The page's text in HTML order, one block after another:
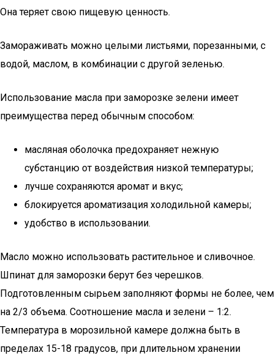
Она теряет свою пищевую ценность.
Замораживать можно целыми листьями, порезанными, с
водой, маслом, в комбинации с другой зеленью.
Использование масла при заморозке зелени имеет
преимущества перед обычным способом:
масляная оболочка предохраняет нежную
субстанцию от воздействия низкой температуры;
лучше сохраняются аромат и вкус;
блокируется ароматизация холодильной камеры;
удобство в использовании.
Масло можно использовать растительное и сливочное.
Шпинат для заморозки берут без черешков.
Подготовленным сырьем заполняют формы не более, чем
на 2/3 объема. Соотношение масла и зелени – 1:2.
Температура в морозильной камере должна быть в
пределах 15-18 градусов, при длительном хранении